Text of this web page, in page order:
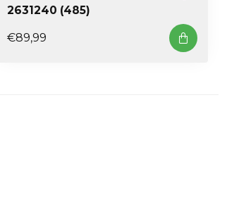
2631240 (485)
€89,99